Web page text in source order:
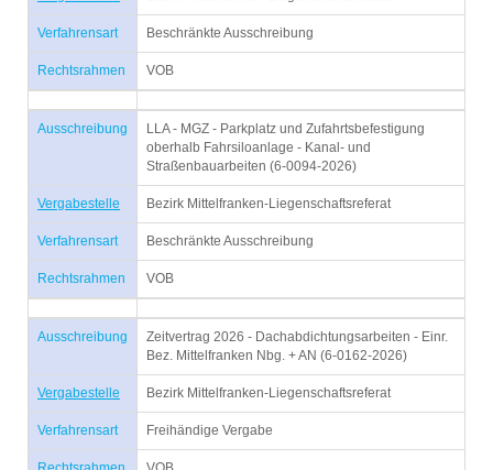
Verfahrensart Beschränkte Ausschreibung
Rechtsrahmen VOB
Ausschreibung
LLA - MGZ - Parkplatz und Zufahrtsbefestigung
oberhalb Fahrsiloanlage - Kanal- und
Straßenbauarbeiten (6-0094-2026)
Vergabestelle Bezirk Mittelfranken-Liegenschaftsreferat
Verfahrensart Beschränkte Ausschreibung
Rechtsrahmen VOB
Ausschreibung
Zeitvertrag 2026 - Dachabdichtungsarbeiten - Einr.
Bez. Mittelfranken Nbg. + AN (6-0162-2026)
Vergabestelle Bezirk Mittelfranken-Liegenschaftsreferat
Verfahrensart Freihändige Vergabe